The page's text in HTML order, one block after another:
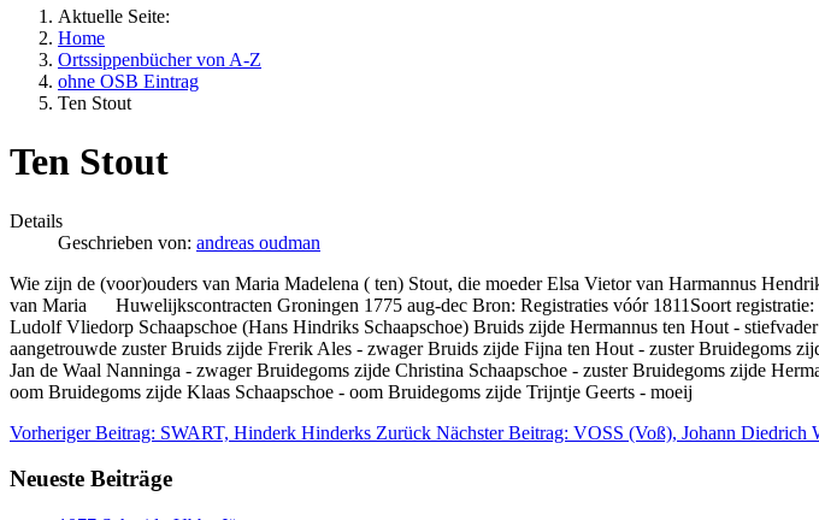
Aktuelle Seite:
Home
Ortssippenbücher von A-Z
ohne OSB Eintrag
Ten Stout
Ten Stout
Details
Geschrieben von: andreas oudman
Wie zijn de (voor)ouders van Maria Madelena ( ten) Stout, die moeder Elsa Vietor van Harmannus
van Maria Huwelijkscontracten Groningen 1775 aug-dec Bron: Registraties vóór 1811Soort
Ludolf Vliedorp Schaapschoe (Hans Hindriks Schaapschoe) Bruids zijde Hermannus ten Hout -
aangetrouwde zuster Bruids zijde Frerik Ales - zwager Bruids zijde Fijna ten Hout - zuster Bruidegoms
Jan de Waal Nanninga - zwager Bruidegoms zijde Christina Schaapschoe - zuster Bruidegoms zijde
oom Bruidegoms zijde Klaas Schaapschoe - oom Bruidegoms zijde Trijntje Geerts - moeij
Vorheriger Beitrag: SWART, Hinderk Hinderks Zurück Nächster Beitrag: VOSS (Voß), Johann Diedrich
Neueste Beiträge